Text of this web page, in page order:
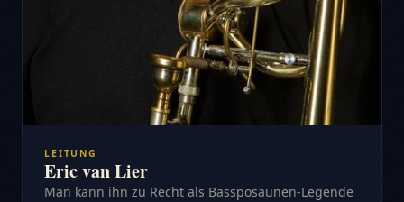
LEITUNG
Eric van Lier
Man kann ihn zu Recht als Bassposaunen-Legende